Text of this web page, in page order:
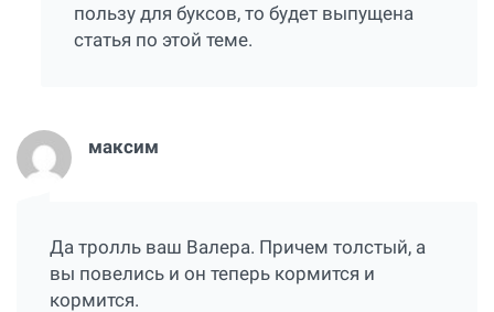
пользу для буксов, то будет выпущена
статья по этой теме.
максим
Да тролль ваш Валера. Причем толстый, а
вы повелись и он теперь кормится и
кормится.